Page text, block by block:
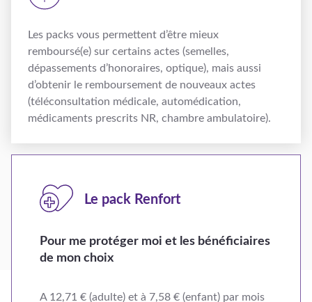
Les packs vous permettent d’être mieux
remboursé(e) sur certains actes (semelles,
dépassements d’honoraires, optique), mais aussi
d’obtenir le remboursement de nouveaux actes
(téléconsultation médicale, automédication,
médicaments prescrits NR, chambre ambulatoire).
Le pack Renfort
Pour me protéger moi et les bénéficiaires
de mon choix
A 12,71 € (adulte) et à 7,58 € (enfant) par mois